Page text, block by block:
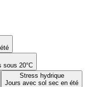
sous 20°C
Stress hydrique
Jours avec sol sec en été